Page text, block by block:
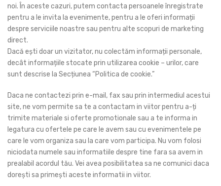
noi. În aceste cazuri, putem contacta persoanele înregistrate
pentru a le invita la evenimente, pentru a le oferi informații
despre serviciile noastre sau pentru alte scopuri de marketing
direct.
Dacă ești doar un vizitator, nu colectăm informații personale,
decât informațiile stocate prin utilizarea cookie – urilor, care
sunt descrise la Secțiunea “Politica de cookie.”
Daca ne contactezi prin e-mail, fax sau prin intermediul acestui
site, ne vom permite sa te a contactam in viitor pentru a-ți
trimite materiale si oferte promotionale sau a te informa in
legatura cu ofertele pe care le avem sau cu evenimentele pe
care le vom organiza sau la care vom participa. Nu vom folosi
niciodata numele sau informatiile despre tine fara sa avem in
prealabil acordul tău. Vei avea posibilitatea sa ne comunici daca
dorești sa primești aceste informatii in viitor.